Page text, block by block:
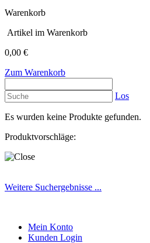
Warenkorb
Artikel im Warenkorb
0,00 €
Zum Warenkorb
Los
Es wurden keine Produkte gefunden.
Produktvorschläge:
Weitere Suchergebnisse ...
Mein Konto
Kunden Login